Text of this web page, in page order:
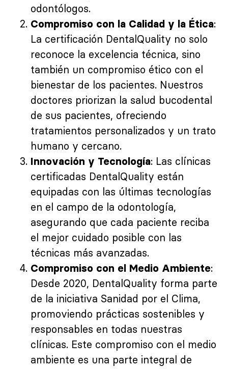
odontólogos.
Compromiso con la Calidad y la Ética:
La certificación DentalQuality no solo
reconoce la excelencia técnica, sino
también un compromiso ético con el
bienestar de los pacientes. Nuestros
doctores priorizan la salud bucodental
de sus pacientes, ofreciendo
tratamientos personalizados y un trato
humano y cercano.
Innovación y Tecnología: Las clínicas
certificadas DentalQuality están
equipadas con las últimas tecnologías
en el campo de la odontología,
asegurando que cada paciente reciba
el mejor cuidado posible con las
técnicas más avanzadas.
Compromiso con el Medio Ambiente:
Desde 2020, DentalQuality forma parte
de la iniciativa Sanidad por el Clima,
promoviendo prácticas sostenibles y
responsables en todas nuestras
clínicas. Este compromiso con el medio
ambiente es una parte integral de